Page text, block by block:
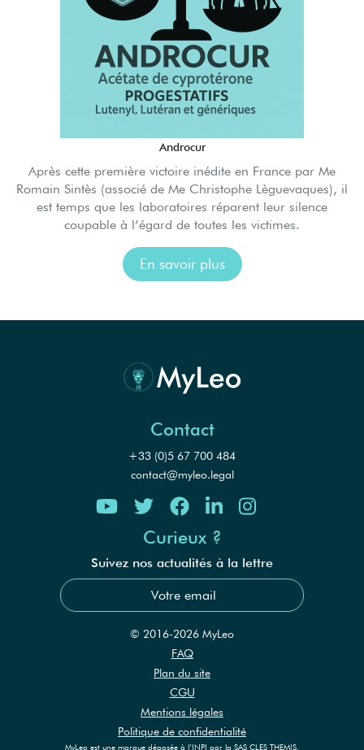
Androcur
Après cette première victoire inédite en France par Me
Romain Sintès (associé de Me Christophe Lèguevaques), il
est temps que les laboratoires réparent leur silence
coupable à l’égard de toutes les victimes.
En savoir plus
© 2016-2026 MyLeo
CGU
Mentions légales
Politique de confidentialité
Contact
+33 (0)5 67 700 484
contact@myleo.legal
Curieux ?
Suivez nos actualités à la lettre
FAQ
Plan du site
MyLeo est une marque déposée à l’INPI par la SAS CLES THEMIS.